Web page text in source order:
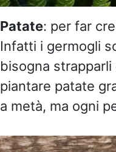
Patate: per far
Infatti i germogli
bisogna
piantare patate
a metà, ma ogni